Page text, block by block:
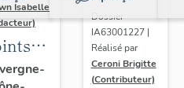
Isabelle
vue
Dossier
IA63001227 |
Réalisé par
Ceroni Brigitte
(Contributeur)